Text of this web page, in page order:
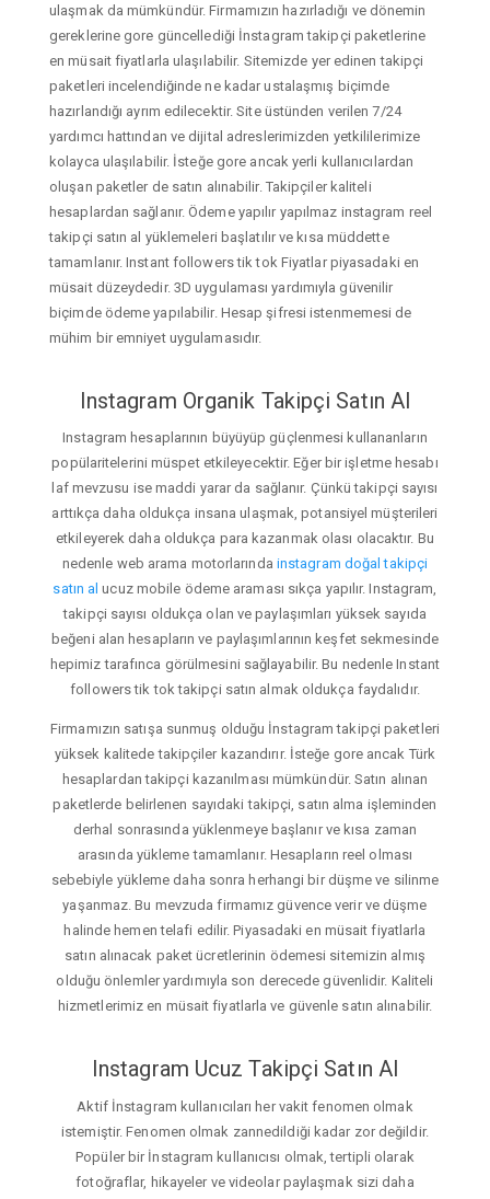
ulaşmak da mümkündür. Firmamızın hazırladığı ve dönemin
gereklerine gore güncellediği İnstagram takipçi paketlerine
en müsait fiyatlarla ulaşılabilir. Sitemizde yer edinen takipçi
paketleri incelendiğinde ne kadar ustalaşmış biçimde
hazırlandığı ayrım edilecektir. Site üstünden verilen 7/24
yardımcı hattından ve dijital adreslerimizden yetkililerimize
kolayca ulaşılabilir. İsteğe gore ancak yerli kullanıcılardan
oluşan paketler de satın alınabilir. Takipçiler kaliteli
hesaplardan sağlanır. Ödeme yapılır yapılmaz instagram reel
takipçi satın al yüklemeleri başlatılır ve kısa müddette
tamamlanır. Instant followers tik tok Fiyatlar piyasadaki en
müsait düzeydedir. 3D uygulaması yardımıyla güvenilir
biçimde ödeme yapılabilir. Hesap şifresi istenmemesi de
mühim bir emniyet uygulamasıdır.
Instagram Organik Takipçi Satın Al
Instagram hesaplarının büyüyüp güçlenmesi kullananların
popülaritelerini müspet etkileyecektir. Eğer bir işletme hesabı
laf mevzusu ise maddi yarar da sağlanır. Çünkü takipçi sayısı
arttıkça daha oldukça insana ulaşmak, potansiyel müşterileri
etkileyerek daha oldukça para kazanmak olası olacaktır. Bu
nedenle web arama motorlarında instagram doğal takipçi
satın al ucuz mobile ödeme araması sıkça yapılır. Instagram,
takipçi sayısı oldukça olan ve paylaşımları yüksek sayıda
beğeni alan hesapların ve paylaşımlarının keşfet sekmesinde
hepimiz tarafınca görülmesini sağlayabilir. Bu nedenle Instant
followers tik tok takipçi satın almak oldukça faydalıdır.
Firmamızın satışa sunmuş olduğu İnstagram takipçi paketleri
yüksek kalitede takipçiler kazandırır. İsteğe gore ancak Türk
hesaplardan takipçi kazanılması mümkündür. Satın alınan
paketlerde belirlenen sayıdaki takipçi, satın alma işleminden
derhal sonrasında yüklenmeye başlanır ve kısa zaman
arasında yükleme tamamlanır. Hesapların reel olması
sebebiyle yükleme daha sonra herhangi bir düşme ve silinme
yaşanmaz. Bu mevzuda firmamız güvence verir ve düşme
halinde hemen telafi edilir. Piyasadaki en müsait fiyatlarla
satın alınacak paket ücretlerinin ödemesi sitemizin almış
olduğu önlemler yardımıyla son derecede güvenlidir. Kaliteli
hizmetlerimiz en müsait fiyatlarla ve güvenle satın alınabilir.
Instagram Ucuz Takipçi Satın Al
Aktif İnstagram kullanıcıları her vakit fenomen olmak
istemiştir. Fenomen olmak zannedildiği kadar zor değildir.
Popüler bir İnstagram kullanıcısı olmak, tertipli olarak
fotoğraflar, hikayeler ve videolar paylaşmak sizi daha